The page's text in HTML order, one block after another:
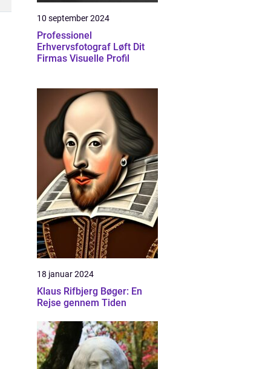
10 september 2024
Professionel
Erhvervsfotograf Løft Dit
Firmas Visuelle Profil
18 januar 2024
Klaus Rifbjerg Bøger: En
Rejse gennem Tiden